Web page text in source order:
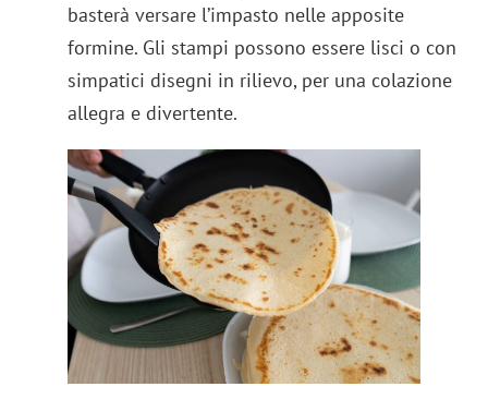
basterà versare l’impasto nelle apposite
formine. Gli stampi possono essere lisci o con
simpatici disegni in rilievo, per una colazione
allegra e divertente.